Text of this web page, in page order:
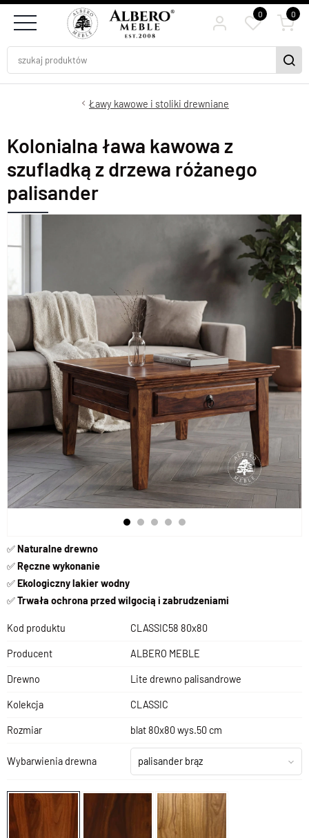
0 0
Ławy kawowe i stoliki drewniane
Kolonialna ława kawowa z
szufladką z drzewa różanego
palisander
✅Naturalne drewno
✅Ręczne wykonanie
✅Ekologiczny lakier wodny
✅Trwała ochrona przed wilgocią i zabrudzeniami
Kod produktu CLASSIC58 80x80
Producent ALBERO MEBLE
Drewno Lite drewno palisandrowe
Kolekcja CLASSIC
Rozmiar blat 80x80 wys.50 cm
Wybarwienia drewna palisander brąz